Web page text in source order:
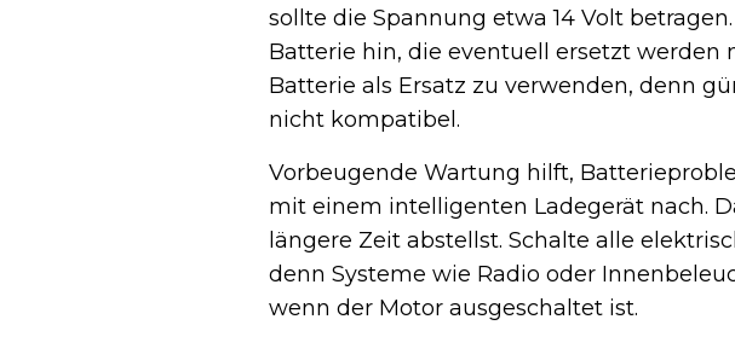
sollte die Spannung etwa 14 Volt
Batterie hin, die eventuell ersetzt werden
Batterie als Ersatz zu verwenden, denn
nicht kompatibel.
Vorbeugende Wartung hilft,
mit einem intelligenten Ladegerät nach.
längere Zeit abstellst. Schalte alle
denn Systeme wie Radio oder
wenn der Motor ausgeschaltet ist.